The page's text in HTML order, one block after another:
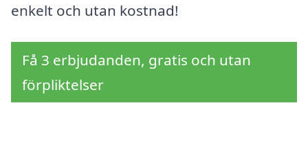
enkelt och utan kostnad!
Få 3 erbjudanden, gratis och utan
förpliktelser